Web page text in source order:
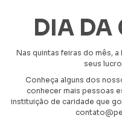
DIA DA
Nas quintas feiras do mês,
seus
Conheça alguns dos
conhecer mais pessoas
instituição de caridade que